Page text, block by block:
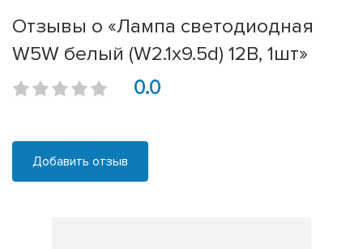
Отзывы о «Лампа светодиодная
W5W белый (W2.1x9.5d) 12В, 1шт»
0.0
Добавить отзыв